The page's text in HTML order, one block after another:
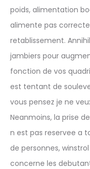
poids, alimentation
alimente pas
retablissement.
jambiers pour
fonction de vos
est tentant de
vous pensez je ne
Neanmoins, la prise
n est pas reservee a
de personnes,
concerne les